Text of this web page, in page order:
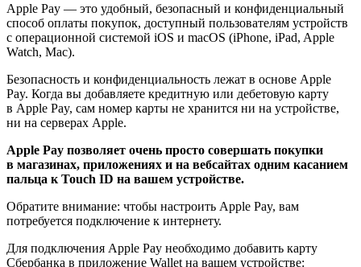
Apple Pay — это удобный, безопасный и конфиденциальный
способ оплаты покупок, доступный пользователям устройств
с операционной системой iOS и macOS (iPhone, iPad, Apple
Watch, Mac).
Безопасность и конфиденциальность лежат в основе Apple
Pay. Когда вы добавляете кредитную или дебетовую карту
в Apple Pay, сам номер карты не хранится ни на устройстве,
ни на серверах Apple.
Apple Pay позволяет очень просто совершать покупки
в магазинах, приложениях и на вебсайтах одним касанием
пальца к Touch ID на вашем устройстве.
Обратите внимание: чтобы настроить Apple Pay, вам
потребуется подключение к интернету.
Для подключения Apple Pay необходимо добавить карту
Сбербанка в приложение Wallet на вашем устройстве: